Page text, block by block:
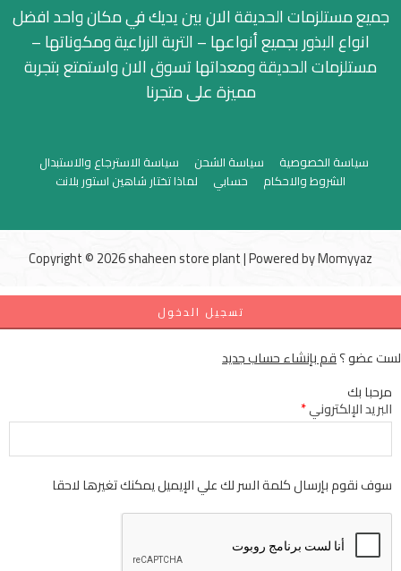
جميع مستلزمات الحديقة الان بين يديك في مكان واحد افضل
انواع البذور بجميع أنواعها – التربة الزراعية ومكوناتها –
مستلزمات الحديقة ومعداتها تسوق الان واستمتع بتجربة
مميزة على متجرنا
سياسة الخصوصية سياسة الشحن
سياسة الاسترجاع والاستبدال
الشروط والاحكام
حسابي لماذا تختار شاهين استور بلانت
Copyright © 2026 shaheen store plant | Powered byMomyyaz
تسجيل الدخول
لست عضو ؟قم بإنشاء حساب جديد
مرحبا بك
البريد الإلكتروني*
سوف نقوم بإرسال كلمة السر لك علي الإيميل يمكنك تغيرها لاحقا